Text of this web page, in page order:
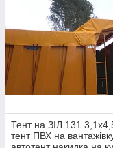
Тент на ЗІЛ 131
тент ПВХ на